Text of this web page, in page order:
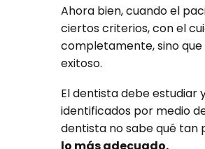
Ahora bien, cuando el
ciertos criterios, con el
completamente, sino
exitoso.
El dentista debe estudiar
identificados por medio
dentista no sabe qué tan
lo más adecuado.